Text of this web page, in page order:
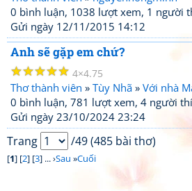
0 bình luận, 1038 lượt xem, 1 người
Gửi ngày 12/11/2015 14:12
Anh sẽ gặp em chứ?
☆
☆
☆
☆
☆ 4 4.75
Thơ thành viên » Tùy Nhã » Với nhà
0 bình luận, 781 lượt xem, 4 người
Gửi ngày 23/10/2024 23:24
Trang /49 (485 bài thơ)
[1] [2] [3] ... ›Sau »Cuối